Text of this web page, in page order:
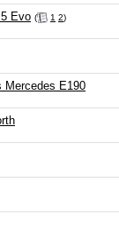
Evo ( 1 2)
Mercedes E190